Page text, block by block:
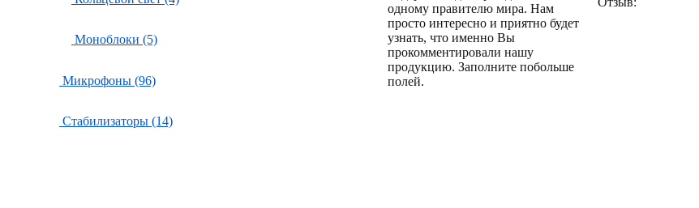
Моноблоки (5)
Микрофоны (96)
Стабилизаторы (14)
одному правителю мира. Нам
просто интересно и приятно будет
узнать, что именно Вы
прокомментировали нашу
продукцию. Заполните побольше
полей.